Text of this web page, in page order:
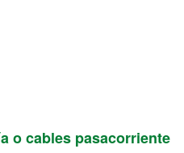
o cables pasacorriente